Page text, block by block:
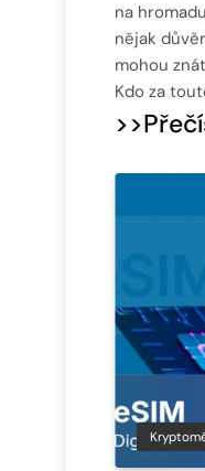
na
nějak
mohou
Kdo za